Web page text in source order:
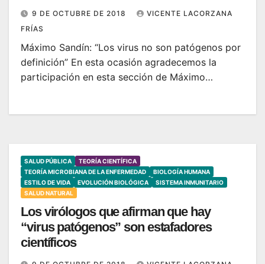
9 DE OCTUBRE DE 2018
VICENTE LACORZANA
FRÍAS
Máximo Sandín: “Los virus no son patógenos por
definición” En esta ocasión agradecemos la
participación en esta sección de Máximo…
SALUD PÚBLICA
TEORÍA CIENTÍFICA
TEORÍA MICROBIANA DE LA ENFERMEDAD
BIOLOGÍA HUMANA
ESTILO DE VIDA
EVOLUCIÓN BIOLÓGICA
SISTEMA INMUNITARIO
SALUD NATURAL
Los virólogos que afirman que hay
“virus patógenos” son estafadores
científicos